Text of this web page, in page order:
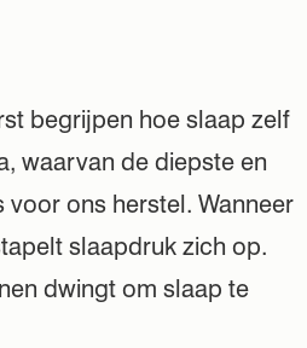
begrijpen hoe slaap zelf
waarvan de diepste en
ons herstel. Wanneer
slaapdruk zich op.
dwingt om slaap te